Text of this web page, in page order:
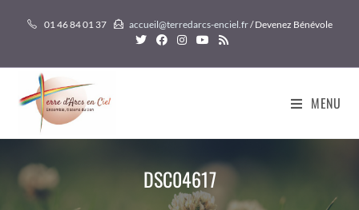
01 46 84 01 37 accueil@terredarcs-enciel.fr/ Devenez Bénévole
MENU
DSC04617